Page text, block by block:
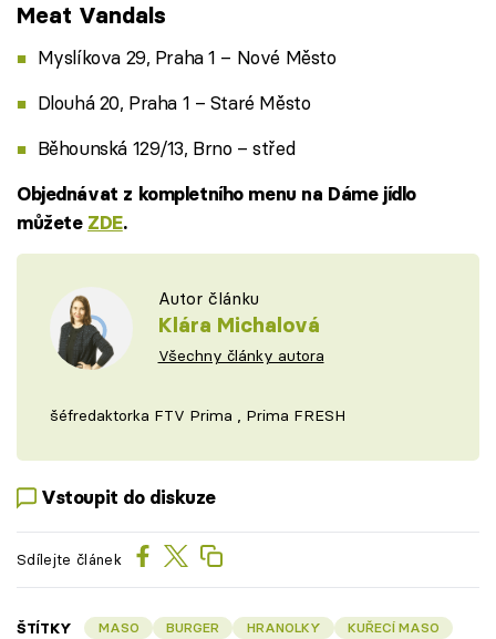
Meat Vandals
Myslíkova 29, Praha 1 – Nové Město
Dlouhá 20, Praha 1 – Staré Město
Běhounská 129/13, Brno – střed
Objednávat z kompletního menu na Dáme jídlo
můžete ZDE.
Autor článku
Klára Michalová
Všechny články autora
šéfredaktorka FTV Prima , Prima FRESH
Vstoupit do diskuze
Sdílejte článek
ŠTÍTKY MASO BURGER HRANOLKY
KUŘECÍ MASO